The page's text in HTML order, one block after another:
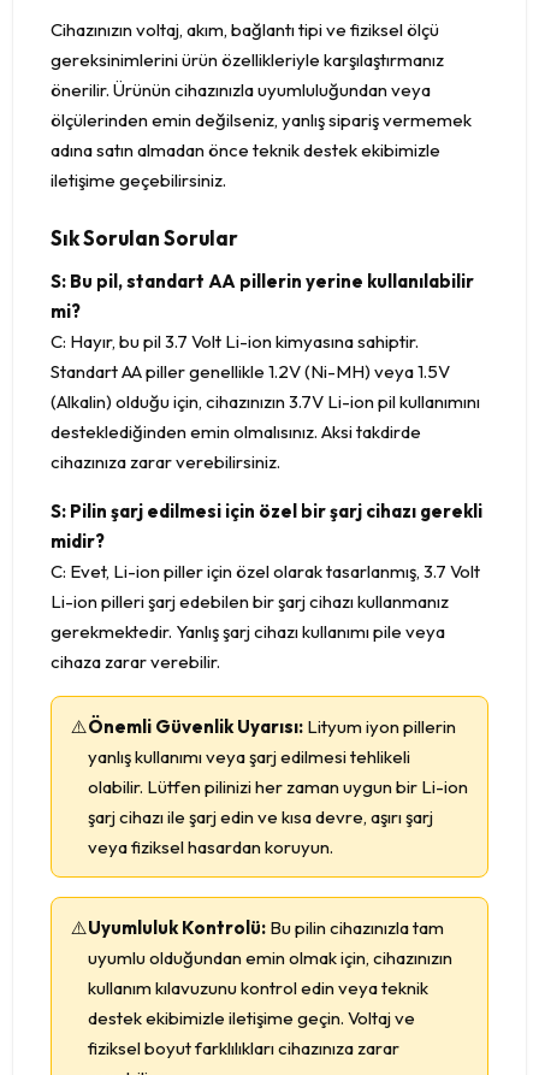
Cihazınızın voltaj, akım, bağlantı tipi ve fiziksel ölçü
gereksinimlerini ürün özellikleriyle karşılaştırmanız
önerilir. Ürünün cihazınızla uyumluluğundan veya
ölçülerinden emin değilseniz, yanlış sipariş vermemek
adına satın almadan önce teknik destek ekibimizle
iletişime geçebilirsiniz.
Sık Sorulan Sorular
S: Bu pil, standart AA pillerin yerine kullanılabilir
mi?
C: Hayır, bu pil 3.7 Volt Li-ion kimyasına sahiptir.
Standart AA piller genellikle 1.2V (Ni-MH) veya 1.5V
(Alkalin) olduğu için, cihazınızın 3.7V Li-ion pil kullanımını
desteklediğinden emin olmalısınız. Aksi takdirde
cihazınıza zarar verebilirsiniz.
S: Pilin şarj edilmesi için özel bir şarj cihazı gerekli
midir?
C: Evet, Li-ion piller için özel olarak tasarlanmış, 3.7 Volt
Li-ion pilleri şarj edebilen bir şarj cihazı kullanmanız
gerekmektedir. Yanlış şarj cihazı kullanımı pile veya
cihaza zarar verebilir.
⚠️Önemli Güvenlik Uyarısı: Lityum iyon pillerin
yanlış kullanımı veya şarj edilmesi tehlikeli
olabilir. Lütfen pilinizi her zaman uygun bir Li-ion
şarj cihazı ile şarj edin ve kısa devre, aşırı şarj
veya fiziksel hasardan koruyun.
⚠️Uyumluluk Kontrolü: Bu pilin cihazınızla tam
uyumlu olduğundan emin olmak için, cihazınızın
kullanım kılavuzunu kontrol edin veya teknik
destek ekibimizle iletişime geçin. Voltaj ve
fiziksel boyut farklılıkları cihazınıza zarar